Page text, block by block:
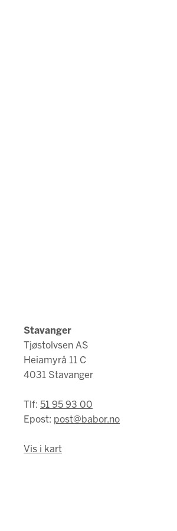
Stavanger
Tjøstolvsen AS
Heiamyrå 11 C
4031 Stavanger
Tlf: 51 95 93 00
Epost: post@babor.no
Vis i kart